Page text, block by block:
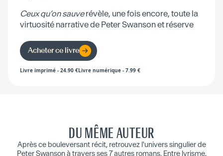
Ceux qu’on sauverévèle, une fois encore, toute la
virtuosité narrative de Peter Swanson et réserve
Acheter ce livre
Livre imprimé - 24.90 €Livre numérique - 7.99 €
DU MÊME AUTEUR
Après ce bouleversant récit, retrouvez l'univers singulier de
Peter Swanson à travers ses 7 autres romans. Entre lyrisme,